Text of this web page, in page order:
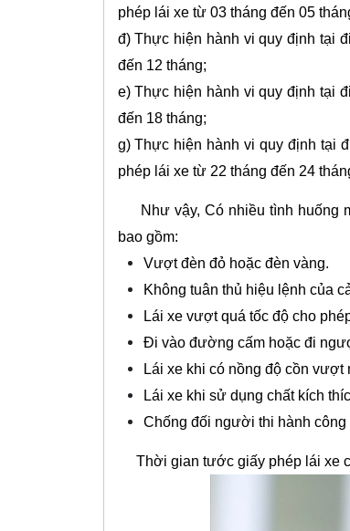
phép lái xe từ 03 tháng đến 05
đ) Thực hiện hành vi quy định tại
đến 12 tháng;
e) Thực hiện hành vi quy định tại
đến 18 tháng;
g) Thực hiện hành vi quy định tại
phép lái xe từ 22 tháng đến 24
Như vậy, Có nhiều tình
bao gồm:
Vượt đèn đỏ hoặc đèn vàng.
Không tuân thủ hiệu lệnh của
Lái xe vượt quá tốc độ cho
Đi vào đường cấm hoặc đi
Lái xe khi có nồng độ cồn vượt
Lái xe khi sử dụng chất kích
Chống đối người thi hành công
Thời gian tước giấy phép lái xe